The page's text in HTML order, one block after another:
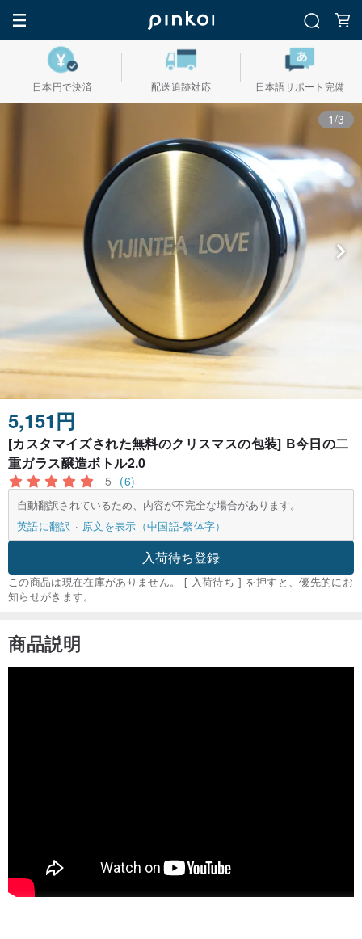
日本円で決済 配送追跡対応 日本語サポート完備
1/3
5,151円
[カスタマイズされた無料のクリスマスの包装] B今日の二
重ガラス醸造ボトル2.0
5 (6)
自動翻訳されているため、内容が不完全な場合があります。
英語に翻訳
原文を表示（中国語-繁体字）
入荷待ち登録
この商品は現在在庫がありません。 [ 入荷待ち ] を押すと、優先的にお
知らせがきます。
商品説明